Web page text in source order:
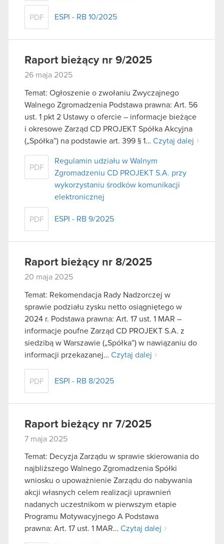
PDF ESPI - RB 10/2025
Raport bieżący nr 9/2025
26 maja 2025
Temat: Ogłoszenie o zwołaniu Zwyczajnego
Walnego Zgromadzenia Podstawa prawna: Art. 56
ust. 1 pkt 2 Ustawy o ofercie – informacje bieżące
i okresowe Zarząd CD PROJEKT Spółka Akcyjna
(„Spółka”) na podstawie art. 399 § 1… Czytaj dalej
PDF
Regulamin udziału w Walnym
Zgromadzeniu CD PROJEKT S.A. przy
wykorzystaniu środków komunikacji
elektronicznej
PDF ESPI - RB 9/2025
Raport bieżący nr 8/2025
20 maja 2025
Temat: Rekomendacja Rady Nadzorczej w
sprawie podziału zysku netto osiągniętego w
2024 r. Podstawa prawna: Art. 17 ust. 1 MAR –
informacje poufne Zarząd CD PROJEKT S.A. z
siedzibą w Warszawie („Spółka”) w nawiązaniu do
informacji przekazanej… Czytaj dalej
PDF ESPI - RB 8/2025
Raport bieżący nr 7/2025
7 maja 2025
Temat: Decyzja Zarządu w sprawie skierowania do
najbliższego Walnego Zgromadzenia Spółki
wniosku o upoważnienie Zarządu do nabywania
akcji własnych celem realizacji uprawnień
nadanych uczestnikom w pierwszym etapie
Programu Motywacyjnego A Podstawa
prawna: Art. 17 ust. 1 MAR… Czytaj dalej